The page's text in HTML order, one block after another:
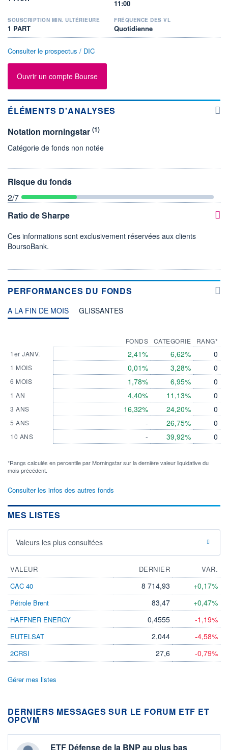
11:00
SOUSCRIPTION MIN. ULTÉRIEURE
1 PART
FRÉQUENCE DES VL
Quotidienne
Consulter le prospectus / DIC
Ouvrir un compte Bourse
ÉLÉMENTS D'ANALYSES
Notation morningstar (1)
Catégorie de fonds non notée
Risque du fonds
2/7
Ratio de Sharpe
Ces informations sont exclusivement réservées aux clients
BoursoBank.
PERFORMANCES DU FONDS
A LA FIN DE MOIS GLISSANTES
1er JANV.
1 MOIS
6 MOIS
1 AN
3 ANS
5 ANS
10 ANS
FONDS
2,41%
0,01%
1,78%
4,40%
16,32%
-
-
CATEGORIE
6,62%
3,28%
6,95%
11,13%
24,20%
26,75%
39,92%
RANG*
0
0
0
0
0
0
0
*Rangs calculés en percentile par Morningstar sur la dernière valeur liquidative du
mois précédent.
Consulter les infos des autres fonds
MES LISTES
Valeurs les plus consultées
VALEUR DERNIER
VAR.
CAC 40
8 714,93 +0,17%
Pétrole Brent 83,47 +0,47%
HAFFNER ENERGY 0,4555 -1,19%
EUTELSAT 2,044 -4,58%
2CRSI 27,6 -0,79%
Gérer mes listes
DERNIERS MESSAGES SUR LE FORUM ETF ET
OPCVM
ETF Défense de la BNP au plus bas